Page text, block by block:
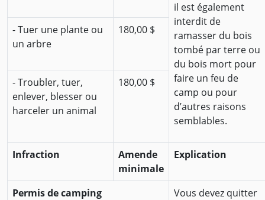
il est également
interdit de
ramasser du bois
tombé par terre ou
du bois mort pour
faire un feu de
camp ou pour
d’autres raisons
semblables.
- Tuer une plante ou
un arbre
180,00 $
- Troubler, tuer,
enlever, blesser ou
harceler un animal
180,00 $
Infraction
Amende
minimale
Explication
Permis de camping
Vous devez quitter